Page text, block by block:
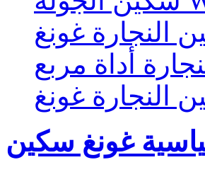
النجارة غونغ
أداة مربع
النجارة غونغ
غونغ سكين